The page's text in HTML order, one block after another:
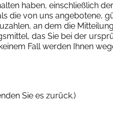
haben, einschließlich
die von uns angebotene,
an dem die
das Sie bei der
Fall werden Ihnen
Sie es zurück.)